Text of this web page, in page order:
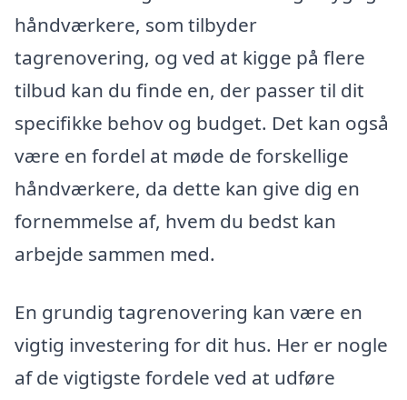
håndværkere, som tilbyder
tagrenovering, og ved at kigge på flere
tilbud kan du finde en, der passer til dit
specifikke behov og budget. Det kan også
være en fordel at møde de forskellige
håndværkere, da dette kan give dig en
fornemmelse af, hvem du bedst kan
arbejde sammen med.
En grundig tagrenovering kan være en
vigtig investering for dit hus. Her er nogle
af de vigtigste fordele ved at udføre